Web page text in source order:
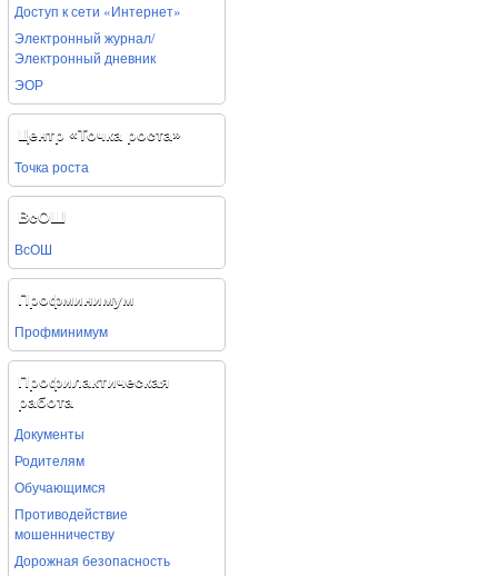
Доступ к сети «Интернет»
Электронный журнал/
Электронный дневник
ЭОР
Центр «Точка роста»
Точка роста
ВсОШ
ВсОШ
Профминимум
Профминимум
Профилактическая
работа
Документы
Родителям
Обучающимся
Противодействие
мошенничеству
Дорожная безопасность